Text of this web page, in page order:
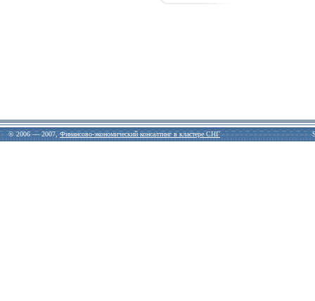
© 2006 — 2007,Финансово-экономический консалтинг в кластере СНГ